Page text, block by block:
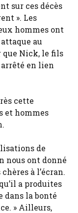
sur ces décès
». Les
hommes ont
au
que Nick, le fils
arrêté en lien
cette
et hommes
de
nous ont donné
à l’écran.
a produites
dans la bonté
» Ailleurs,